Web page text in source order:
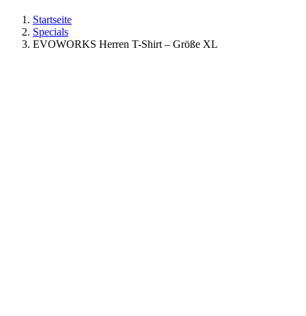
Startseite
Specials
EVOWORKS Herren T-Shirt – Größe XL